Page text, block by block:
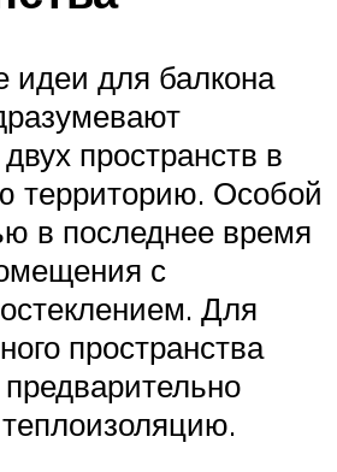
для балкона
пространств в
территорию. Особой
в последнее время
с
Для
пространства